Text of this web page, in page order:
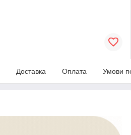
Доставка Оплата Умови